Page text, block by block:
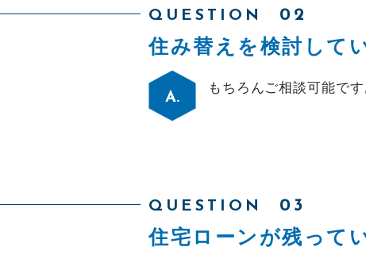
メールでの受付
お問い合わせフォーム
QUESTION
住み替えを検討して
もちろんご相談可能で
QUESTION
住宅ローンが残って